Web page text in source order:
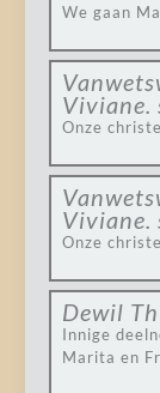
We gaan
Viviane.
Onze
Viviane.
Onze
Dewil
Innige
Marita en